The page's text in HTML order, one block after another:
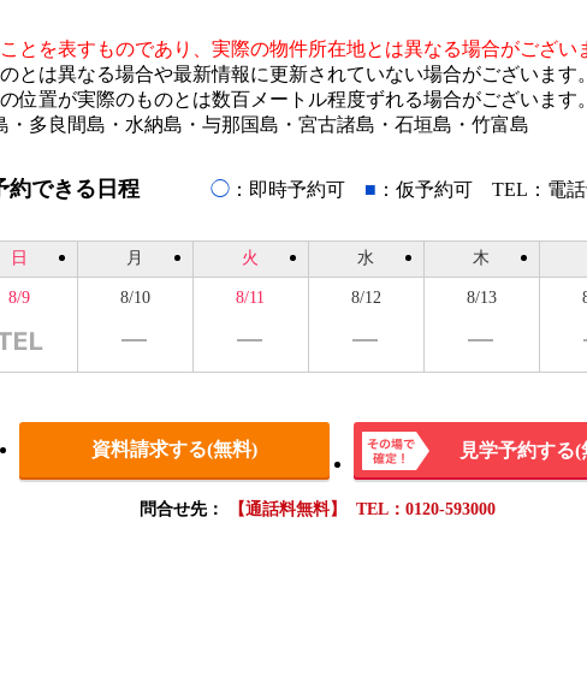
とを表すものであり、実際の物件所在地とは異なる場合がござい
とは異なる場合や最新情報に更新されていない場合がございます
位置が実際のものとは数百メートル程度ずれる場合がございます
多良間島・水納島・与那国島・宮古諸島・石垣島・竹富島
約できる日程 ◯：即時予約可 ■ ：仮予約可 TEL：電
日
8/9
月
8/10
火
8/11
水
8/12
木
8/13
資料請求する(無料)
その場
で確
見学予約する(
問合せ先： 【通話料無料】 TEL：0120-593000